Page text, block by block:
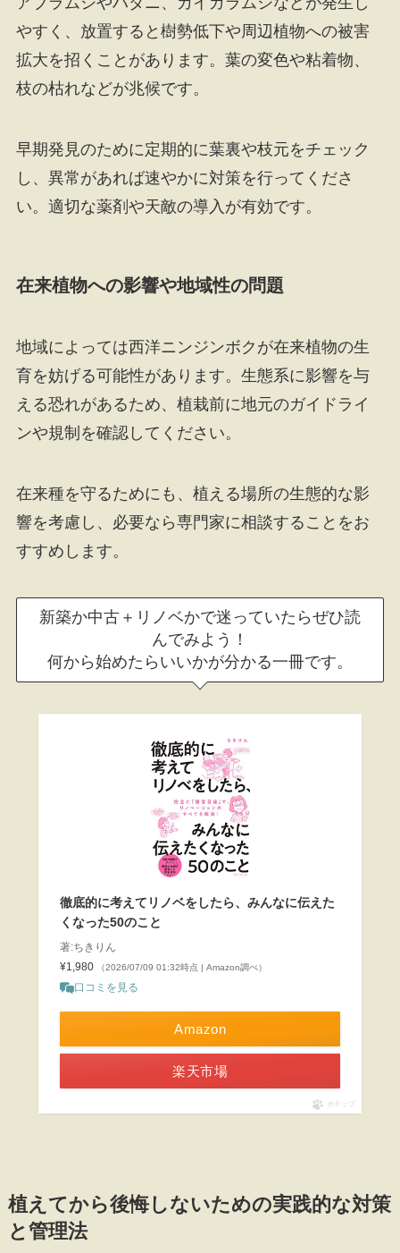
やすく、放置すると樹勢低下や周辺植物への被害
拡大を招くことがあります。葉の変色や粘着物、
枝の枯れなどが兆候です。
早期発見のために定期的に葉裏や枝元をチェック
し、異常があれば速やかに対策を行ってくださ
い。適切な薬剤や天敵の導入が有効です。
在来植物への影響や地域性の問題
地域によっては西洋ニンジンボクが在来植物の生
育を妨げる可能性があります。生態系に影響を与
える恐れがあるため、植栽前に地元のガイドライ
ンや規制を確認してください。
在来種を守るためにも、植える場所の生態的な影
響を考慮し、必要なら専門家に相談することをお
すすめします。
新築か中古＋リノベかで迷っていたらぜひ読
んでみよう！
何から始めたらいいかが分かる一冊です。
徹底的に考えてリノベをしたら、みんなに伝えた
くなった50のこと
著:ちきりん
¥1,980
（2026/07/09 01:32時点 | Amazon調べ）
口コミを見る
Amazon
楽天市場
ポチップ
植えてから後悔しないための実践的な対策
と管理法